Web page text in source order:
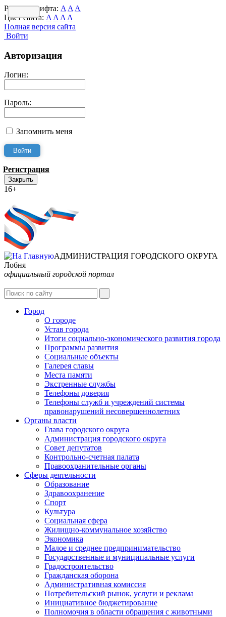
Размер шрифта: A A A
Цвет сайта: A A A A
Полная версия сайта
Войти
Авторизация
Логин:
Пароль:
Запомнить меня
Регистрация
Закрыть
16+
АДМИНИСТРАЦИЯ ГОРОДСКОГО ОКРУГА
Лобня
официальный городской портал
Город
О городе
Устав города
Итоги социально-экономического развития города
Программы развития
Социальные объекты
Галерея славы
Места памяти
Экстренные службы
Телефоны доверия
Телефоны служб и учреждений системы
правонарушений несовершеннолетних
Органы власти
Глава городского округа
Администрация городcкого округа
Совет депутатов
Контрольно-счетная палата
Правоохранительные органы
Сферы деятельности
Образование
Здравоохранение
Спорт
Культура
Социальная сфера
Жилищно-коммунальное хозяйство
Экономика
Малое и среднее предпринимательство
Государственные и муниципальные услуги
Градостроительство
Гражданская оборона
Административная комиссия
Потребительский рынок, услуги и реклама
Инициативное бюджетирование
Полномочия в области обращения с животными